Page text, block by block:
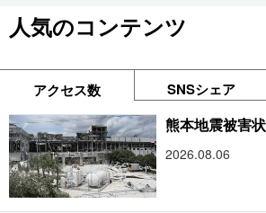
人気のコンテンツ
アクセス数 SNSシェア
熊本地震被害
2026.08.06